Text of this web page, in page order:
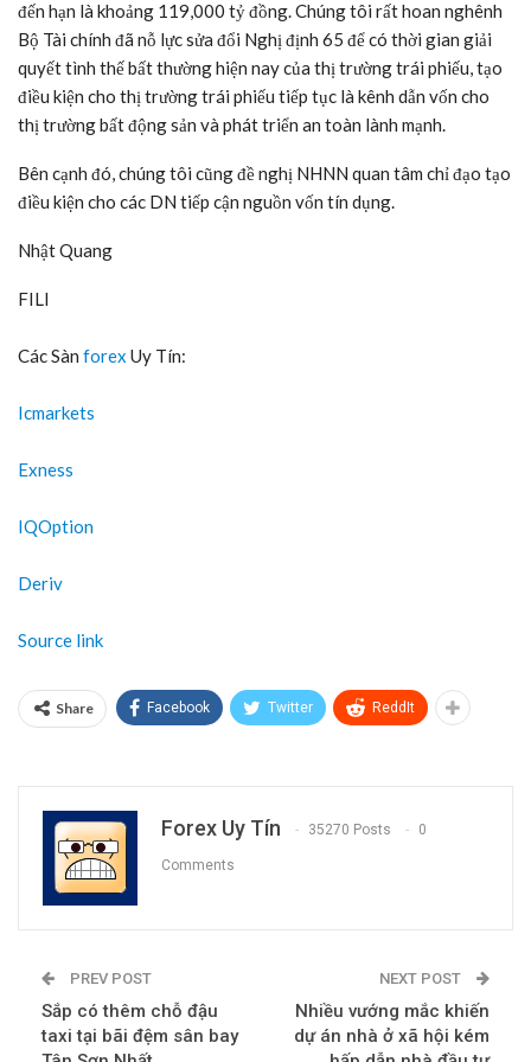
đến hạn là khoảng 119,000 tỷ đồng. Chúng tôi rất hoan nghênh
Bộ Tài chính đã nỗ lực sửa đổi Nghị định 65 để có thời gian giải
quyết tình thế bất thường hiện nay của thị trường trái phiếu, tạo
điều kiện cho thị trường trái phiếu tiếp tục là kênh dẫn vốn cho
thị trường bất động sản và phát triển an toàn lành mạnh.
Bên cạnh đó, chúng tôi cũng đề nghị NHNN quan tâm chỉ đạo tạo
điều kiện cho các DN tiếp cận nguồn vốn tín dụng.
Nhật Quang
FILI
Các Sàn forex Uy Tín:
Icmarkets
Exness
IQOption
Deriv
Source link
Share Facebook Twitter ReddIt
Forex Uy Tín 35270 Posts 0
Comments
PREV POST
Sắp có thêm chỗ đậu
taxi tại bãi đệm sân bay
NEXT POST
Nhiều vướng mắc khiến
dự án nhà ở xã hội kém